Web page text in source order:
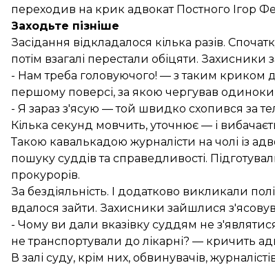
переходив на крик адвокат Постного Ігор
Заходьте пізніше
Засідання відкладалося кілька разів.
потім взагалі перестали обіцяти. Захисники
- Нам треба головуючого! — з таким криком
першому поверсі, за якою чергував
- Я зараз з'ясую — той швидко схопився за
Кілька секунд мовчить, уточнює — і
Такою кавалькадою журналісти на чолі із
пошуку суддів та справедливості.
прокурорів.
За бездіяльність. І додатково викликали
вдалося зайти. Захисники зайшлися
- Чому ви дали вказівку суддям не
не транспортували до лікарні? — кричить
В залі суду, крім них, обвинувачів,